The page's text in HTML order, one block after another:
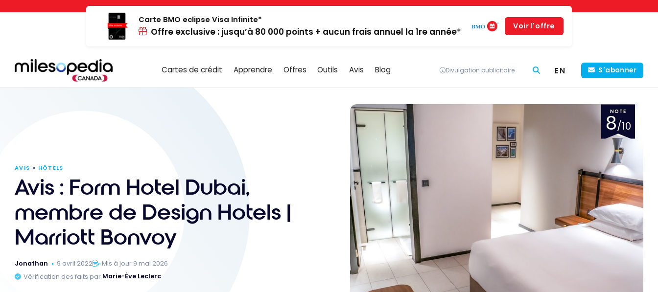
Panneau de gestion des cookies
Carte BMO eclipse Visa Infinite*
Offre exclusive : jusqu’à 80 000 points + aucun frais annuel la 1re année*
Voir l'offre
Cartes de crédit Apprendre Offres Outils Avis Blog Divulgation publicitaire EN S'abonner
AVIS HÔTELS
Avis : Form Hotel Dubai,
membre de Design Hotels |
Marriott Bonvoy
Jonathan 9 avril 2022
Mis à jour 9 mai 2026
Vérification des faits par Marie-Ève Leclerc
NOTE
8/10